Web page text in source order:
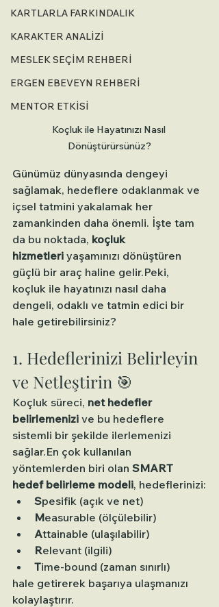
KARTLARLA FARKINDALIK
KARAKTER ANALİZİ
MESLEK SEÇİM REHBERİ
ERGEN EBEVEYN REHBERİ
MENTOR ETKİSİ
Koçluk ile Hayatınızı Nasıl
Dönüştürürsünüz?
Günümüz dünyasında dengeyi
sağlamak, hedeflere odaklanmak ve
içsel tatmini yakalamak her
zamankinden daha önemli. İşte tam
da bu noktada, koçluk
hizmetleri yaşamınızı dönüştüren
güçlü bir araç haline gelir.Peki,
koçluk ile hayatınızı nasıl daha
dengeli, odaklı ve tatmin edici bir
hale getirebilirsiniz?
1. Hedeflerinizi Belirleyin
ve Netleştirin 🎯
Koçluk süreci, net hedefler
belirlemenizi ve bu hedeflere
sistemli bir şekilde ilerlemenizi
sağlar.En çok kullanılan
yöntemlerden biri olan SMART
hedef belirleme modeli, hedeflerinizi:
Spesifik (açık ve net)
Measurable (ölçülebilir)
Attainable (ulaşılabilir)
Relevant (ilgili)
Time-bound (zaman sınırlı)
hale getirerek başarıya ulaşmanızı
kolaylaştırır.